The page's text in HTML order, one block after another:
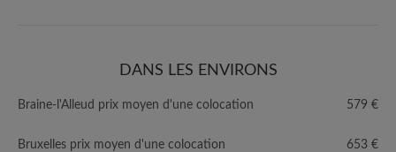
DANS LES ENVIRONS
Braine-l'Alleud prix moyen d'une colocation 579 €
Bruxelles prix moyen d'une colocation 653 €